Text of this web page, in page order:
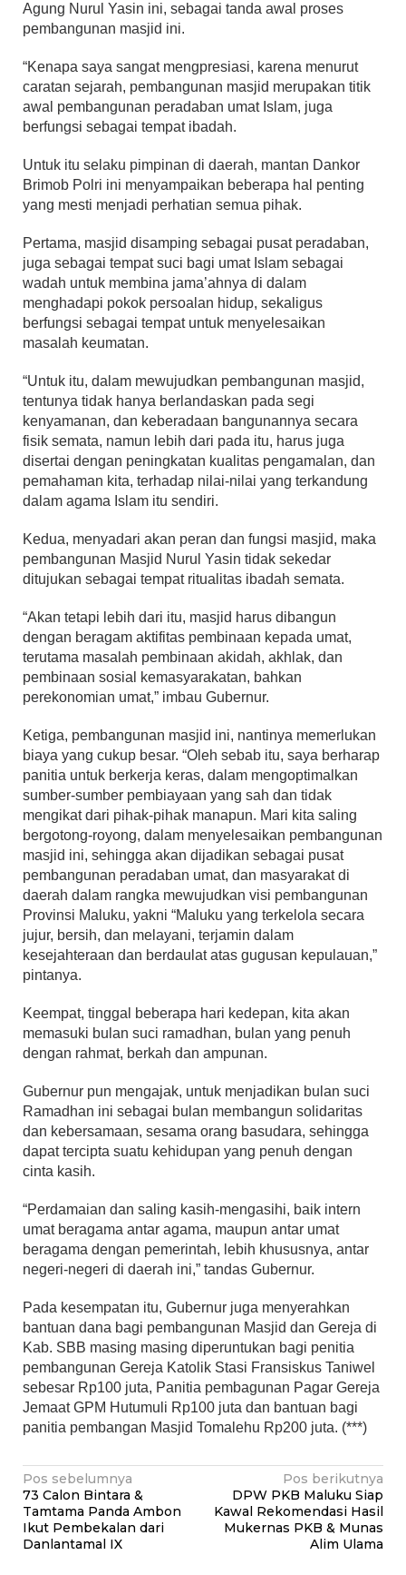
Agung Nurul Yasin ini, sebagai tanda awal proses
pembangunan masjid ini.
“Kenapa saya sangat mengpresiasi, karena menurut
caratan sejarah, pembangunan masjid merupakan titik
awal pembangunan peradaban umat Islam, juga
berfungsi sebagai tempat ibadah.
Untuk itu selaku pimpinan di daerah, mantan Dankor
Brimob Polri ini menyampaikan beberapa hal penting
yang mesti menjadi perhatian semua pihak.
Pertama, masjid disamping sebagai pusat peradaban,
juga sebagai tempat suci bagi umat Islam sebagai
wadah untuk membina jama’ahnya di dalam
menghadapi pokok persoalan hidup, sekaligus
berfungsi sebagai tempat untuk menyelesaikan
masalah keumatan.
“Untuk itu, dalam mewujudkan pembangunan masjid,
tentunya tidak hanya berlandaskan pada segi
kenyamanan, dan keberadaan bangunannya secara
fisik semata, namun lebih dari pada itu, harus juga
disertai dengan peningkatan kualitas pengamalan, dan
pemahaman kita, terhadap nilai-nilai yang terkandung
dalam agama Islam itu sendiri.
Kedua, menyadari akan peran dan fungsi masjid, maka
pembangunan Masjid Nurul Yasin tidak sekedar
ditujukan sebagai tempat ritualitas ibadah semata.
“Akan tetapi lebih dari itu, masjid harus dibangun
dengan beragam aktifitas pembinaan kepada umat,
terutama masalah pembinaan akidah, akhlak, dan
pembinaan sosial kemasyarakatan, bahkan
perekonomian umat,” imbau Gubernur.
Ketiga, pembangunan masjid ini, nantinya memerlukan
biaya yang cukup besar. “Oleh sebab itu, saya berharap
panitia untuk berkerja keras, dalam mengoptimalkan
sumber-sumber pembiayaan yang sah dan tidak
mengikat dari pihak-pihak manapun. Mari kita saling
bergotong-royong, dalam menyelesaikan pembangunan
masjid ini, sehingga akan dijadikan sebagai pusat
pembangunan peradaban umat, dan masyarakat di
daerah dalam rangka mewujudkan visi pembangunan
Provinsi Maluku, yakni “Maluku yang terkelola secara
jujur, bersih, dan melayani, terjamin dalam
kesejahteraan dan berdaulat atas gugusan kepulauan,”
pintanya.
Keempat, tinggal beberapa hari kedepan, kita akan
memasuki bulan suci ramadhan, bulan yang penuh
dengan rahmat, berkah dan ampunan.
Gubernur pun mengajak, untuk menjadikan bulan suci
Ramadhan ini sebagai bulan membangun solidaritas
dan kebersamaan, sesama orang basudara, sehingga
dapat tercipta suatu kehidupan yang penuh dengan
cinta kasih.
“Perdamaian dan saling kasih-mengasihi, baik intern
umat beragama antar agama, maupun antar umat
beragama dengan pemerintah, lebih khususnya, antar
negeri-negeri di daerah ini,” tandas Gubernur.
Pada kesempatan itu, Gubernur juga menyerahkan
bantuan dana bagi pembangunan Masjid dan Gereja di
Kab. SBB masing masing diperuntukan bagi penitia
pembangunan Gereja Katolik Stasi Fransiskus Taniwel
sebesar Rp100 juta, Panitia pembagunan Pagar Gereja
Jemaat GPM Hutumuli Rp100 juta dan bantuan bagi
panitia pembangan Masjid Tomalehu Rp200 juta. (***)
Navigasi
pos
Pos sebelumnya
73 Calon Bintara &
Tamtama Panda Ambon
Ikut Pembekalan dari
Danlantamal IX
Pos berikutnya
DPW PKB Maluku Siap
Kawal Rekomendasi Hasil
Mukernas PKB & Munas
Alim Ulama